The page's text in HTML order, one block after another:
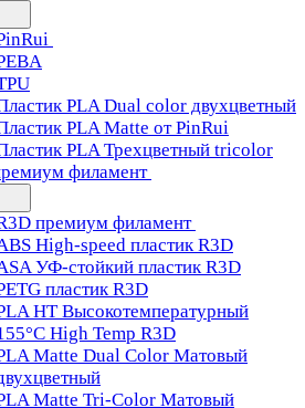
PLA Dual color двухцветный
PLA Matte от PinRui
PLA Трехцветный tricolor
филамент
премиум филамент
High-speed пластик R3D
УФ-стойкий пластик R3D
пластик R3D
HT Высокотемпературный
High Temp R3D
Matte Dual Color Матовый
Matte Tri-Color Матовый